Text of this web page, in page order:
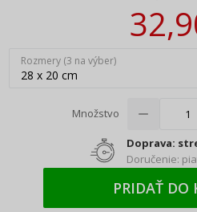
Rozmery (3 na výber)
28 x 20 cm
Množstvo
Doprava:
Doručenie:
PRIDAŤ DO